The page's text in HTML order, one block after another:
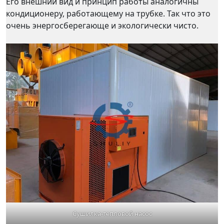
кондиционеру, работающему на трубке. Так что это
очень энергосберегающе и экологически чисто.
Сушилка-тепловой насос